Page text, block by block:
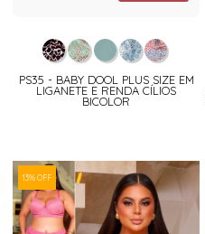
PS35 - BABY DOOL PLUS SIZE EM
LIGANETE E RENDA CÍLIOS
BICOLOR
13% OFF